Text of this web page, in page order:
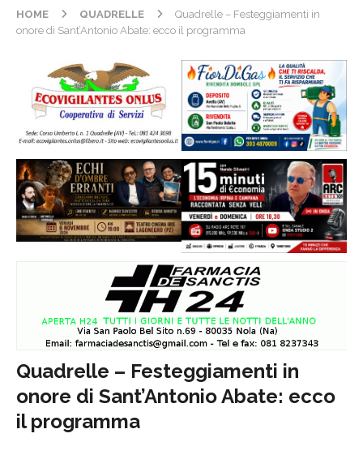
HOME QUADRELLE
Quadrelle – Festeggiamenti in
onore di Sant’Antonio Abate: ecco il programma
Quadrelle – Festeggiamenti in
onore di Sant’Antonio Abate: ecco
il programma